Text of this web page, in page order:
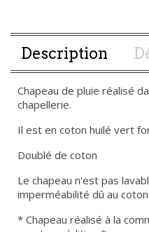
Description
Chapeau de pluie réalisé
chapellerie.
Il est en coton huilé vert
Doublé de coton
Le chapeau n'est pas
imperméabilité dû au coton
* Chapeau réalisé à la